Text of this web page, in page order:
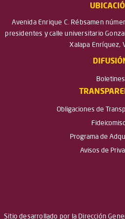
Avenida Enrique C. Rébsamen
presidentes y calle universitario
Xalapa Enríquez,
Boletines
Obligaciones de
Programa de
Avisos de
Sitio desarrollado por la Dirección